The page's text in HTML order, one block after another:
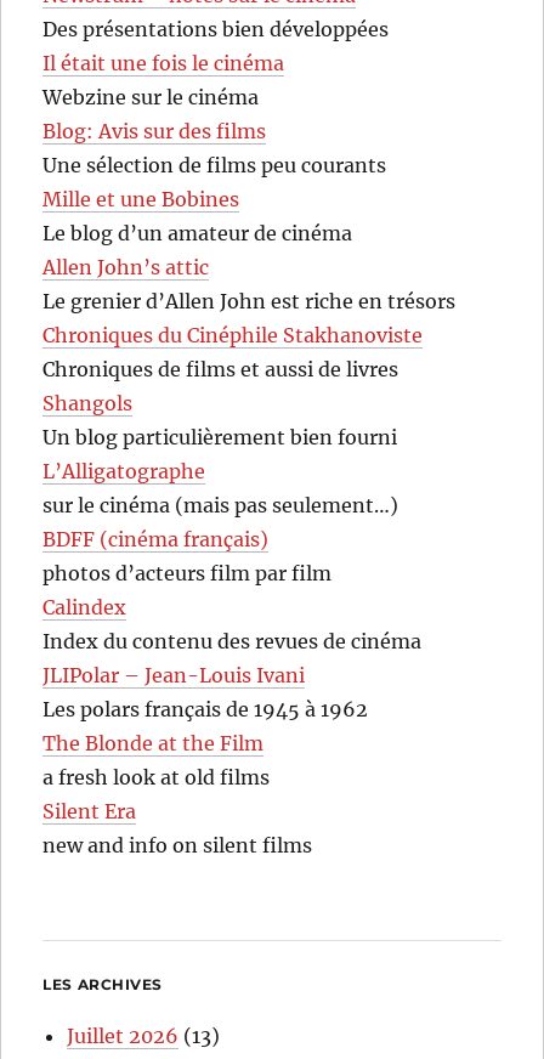
Des présentations bien développées
Il était une fois le cinéma
Webzine sur le cinéma
Blog: Avis sur des films
Une sélection de films peu courants
Mille et une Bobines
Le blog d’un amateur de cinéma
Allen John’s attic
Le grenier d’Allen John est riche en trésors
Chroniques du Cinéphile Stakhanoviste
Chroniques de films et aussi de livres
Shangols
Un blog particulièrement bien fourni
L’Alligatographe
sur le cinéma (mais pas seulement…)
BDFF (cinéma français)
photos d’acteurs film par film
Calindex
Index du contenu des revues de cinéma
JLIPolar – Jean-Louis Ivani
Les polars français de 1945 à 1962
The Blonde at the Film
a fresh look at old films
Silent Era
new and info on silent films
LES ARCHIVES
Juillet 2026 (13)